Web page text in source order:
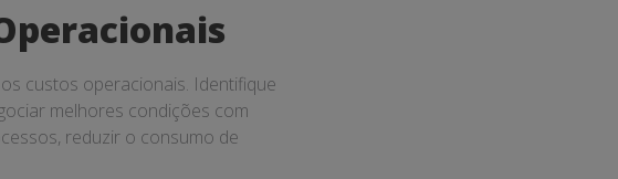
custos operacionais. Identifique
melhores condições com
reduzir o consumo de